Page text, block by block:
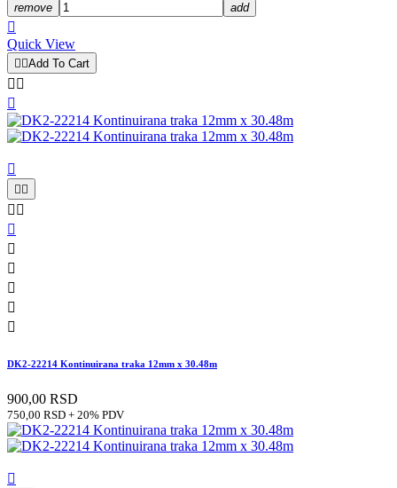
remove add

Quick View
 Add To Cart
 


 
 






DK2-22214 Kontinuirana traka 12mm x 30.48m
900,00 RSD
750,00 RSD + 20% PDV
